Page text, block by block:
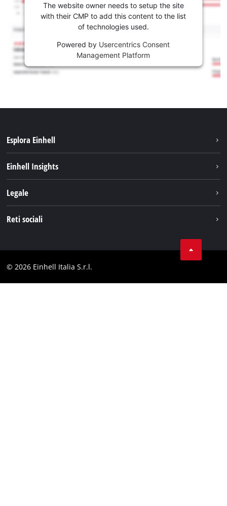
The website owner needs to setup the site
with their CMP to add this content to the list
of technologies used.
Powered by Usercentrics Consent
Management Platform
Esplora Einhell
Chi siamo
Einhell Insights
Einhell prodotti
Legale
Comformità
Reti sociali
Linkedin
© 2026 Einhell Italia S.r.l.